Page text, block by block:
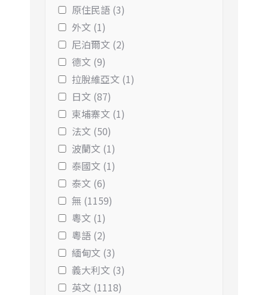
原住民語 (3)
外文 (1)
尼泊爾文 (2)
德文 (9)
拉脫維亞文 (1)
日文 (87)
柬埔寨文 (1)
法文 (50)
波蘭文 (1)
泰國文 (1)
泰文 (6)
無 (1159)
粵文 (1)
粵語 (2)
緬甸文 (3)
義大利文 (3)
英文 (1118)